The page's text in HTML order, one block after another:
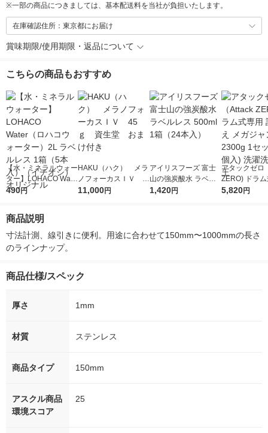
※一部の商品につきましては、基本配送料を当社が負担いたします。
在庫確認住所：東京都にお届け
賞味期限/使用期限・返品について
こちらの商品もおすすめ
【水・ミネラルウォー
ター】LOHACO Wate
r（ロハコウォータ
シ） オリジナル
490円
HAKU（ハク） メラ
ノフォーカスＩＶ 4
5ｇ 資生堂 おまけ
11,000円
アイリスフーズ 富士
山の強炭酸水 ラベル
レス 500ml 1箱（24
1,420円
アタックゼロ
ZERO) ドラ
詰め替え メガ
5,820円
商品説明
寸法計測、線引きに便利。用途に合わせて150mm〜1000mmの長さ
のラインナップ。
商品仕様/スペック
厚さ 1mm
材質 ステンレス
商品タイプ 150mm
アスクル商品
環境スコア
25